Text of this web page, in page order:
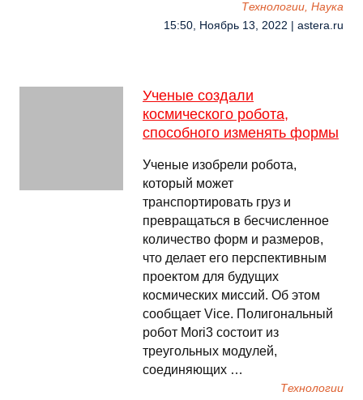
Технологии, Наука
15:50, Ноябрь 13, 2022 | astera.ru
Ученые создали
космического робота,
способного изменять формы
Ученые изобрели робота,
который может
транспортировать груз и
превращаться в бесчисленное
количество форм и размеров,
что делает его перспективным
проектом для будущих
космических миссий. Об этом
сообщает Vice. Полигональный
робот Mori3 состоит из
треугольных модулей,
соединяющих …
Технологии